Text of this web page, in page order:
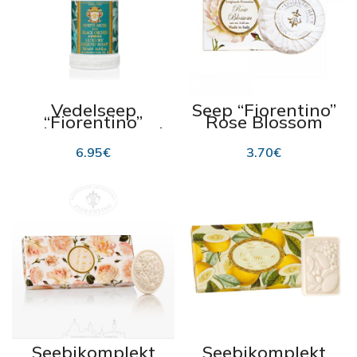
Vedelseep
“Fiorentino”
White Musk and
Black Orchid
500ml
6.95€
Seep “Fiorentino”
Rose Blossom
100g
3.70€
Seebikomplekt Seebikomplekt